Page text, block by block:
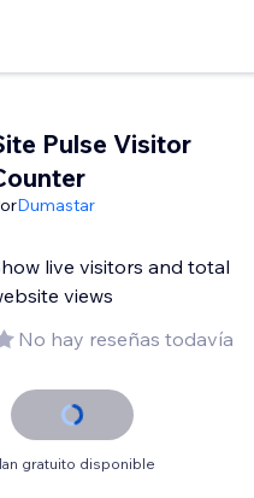
Pulse Visitor
Dumastar
live visitors and total
views
No hay reseñas todavía
gratuito disponible